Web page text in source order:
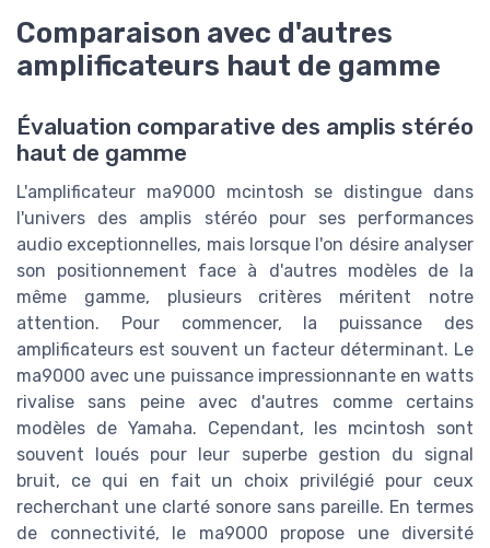
Comparaison avec d'autres
amplificateurs haut de gamme
Évaluation comparative des amplis stéréo
haut de gamme
L'amplificateur ma9000 mcintosh se distingue dans
l'univers des amplis stéréo pour ses performances
audio exceptionnelles, mais lorsque l'on désire analyser
son positionnement face à d'autres modèles de la
même gamme, plusieurs critères méritent notre
attention. Pour commencer, la puissance des
amplificateurs est souvent un facteur déterminant. Le
ma9000 avec une puissance impressionnante en watts
rivalise sans peine avec d'autres comme certains
modèles de Yamaha. Cependant, les mcintosh sont
souvent loués pour leur superbe gestion du signal
bruit, ce qui en fait un choix privilégié pour ceux
recherchant une clarté sonore sans pareille. En termes
de connectivité, le ma9000 propose une diversité